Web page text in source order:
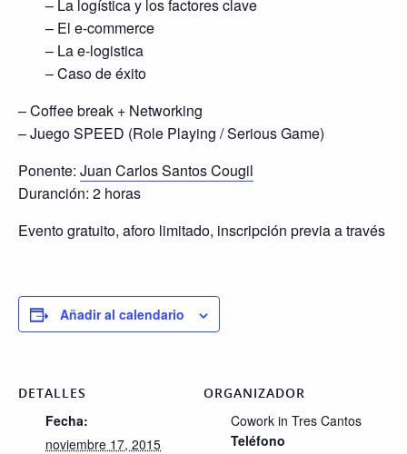
– La logística y los factores clave
– El e-commerce
– La e-logistica
– Caso de éxito
– Coffee break + Networking
– Juego SPEED (Role Playing / Serious Game)
Ponente: Juan Carlos Santos Cougil
Duranción: 2 horas
Evento gratuito, aforo limitado, inscripción previa a través
Añadir al calendario
DETALLES
Fecha:
noviembre 17, 2015
ORGANIZADOR
Cowork in Tres Cantos
Teléfono